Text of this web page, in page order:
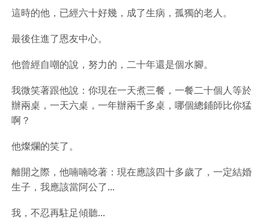
這時的他，已經六十好幾，成了生病，孤獨的老人。
最後住進了恩友中心。
他曾經自嘲的說，努力的，二十年還是個水腳。
我微笑著跟他說：你現在一天煮三餐，一餐二十個人等於
辦兩桌，一天六桌，一年辦兩千多桌，哪個總鋪師比你猛
啊？
他燦爛的笑了。
離開之際，他喃喃唸著：現在應該四十多歲了，一定結婚
生子，我應該當阿公了...
我，不忍再駐足傾聽...